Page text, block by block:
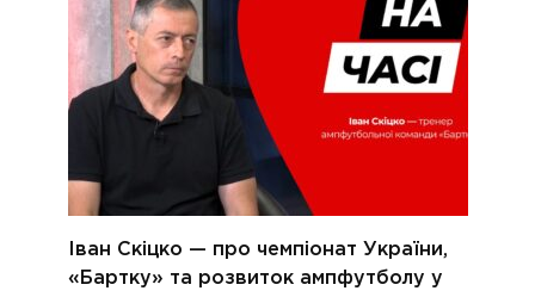
Іван Скіцко — про чемпіонат України,
«Бартку» та розвиток ампфутболу у